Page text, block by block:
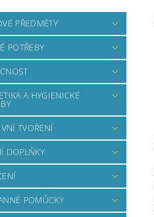
PŘEDMĚTY
POTŘEBY
A HYGIENICKÉ
TVOŘENÍ
DOPLŇKY
POMŮCKY